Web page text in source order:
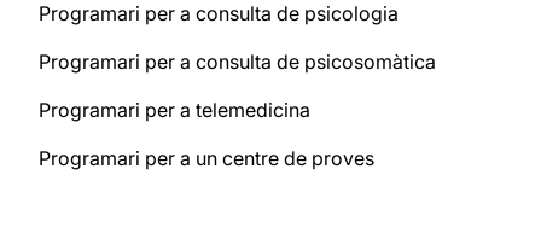
Programari per a consulta de psicologia
Programari per a consulta de psicosomàtica
Programari per a telemedicina
Programari per a un centre de proves